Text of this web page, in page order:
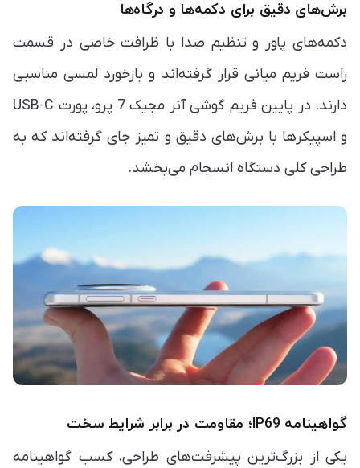
برش‌های دقیق برای دکمه‌ها و درگاه‌ها
دکمه‌های پاور و تنظیم صدا با ظرافت خاصی در قسمت
راست فریم میانی قرار گرفته‌اند و بازخورد لمسی مناسبی
دارند. در پایین فریم گوشی آنر مجیک 7 پرو، پورت USB-C
و اسپیکرها با برش‌های دقیق و تمیز جای گرفته‌اند که به
طراحی کلی دستگاه انسجام می‌بخشد.
گواهینامه IP69؛ مقاومت در برابر شرایط سخت
یکی از بزرگ‌ترین پیشرفت‌های طراحی، کسب گواهینامه